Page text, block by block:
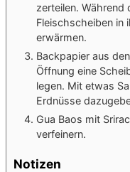
zerteilen. Während
Fleischscheiben in
erwärmen.
Backpapier aus
Öffnung eine
legen. Mit etwas
Erdnüsse
Gua Baos mit
verfeinern.
Notizen